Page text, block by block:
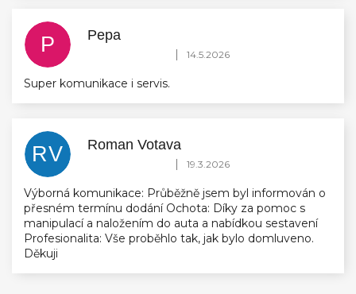
P Pepa
Hodnocení obchodu je 5 z 5 hvězdiček.
| 14.5.2026
Super komunikace i servis.
RV Roman Votava
Hodnocení obchodu je 5 z 5 hvězdiček.
| 19.3.2026
Výborná komunikace: Průběžně jsem byl informován o
přesném termínu dodání Ochota: Díky za pomoc s
manipulací a naložením do auta a nabídkou sestavení
Profesionalita: Vše proběhlo tak, jak bylo domluveno.
Děkuji